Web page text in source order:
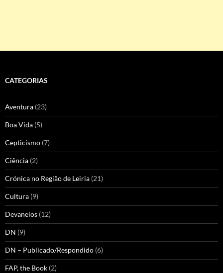
CATEGORIAS
Aventura (23)
Boa Vida (5)
Cepticismo (7)
Ciência (2)
Crónica no Região de Leiria (21)
Cultura (9)
Devaneios (12)
DN (9)
DN – Publicado/Respondido (6)
FAP, the Book (2)